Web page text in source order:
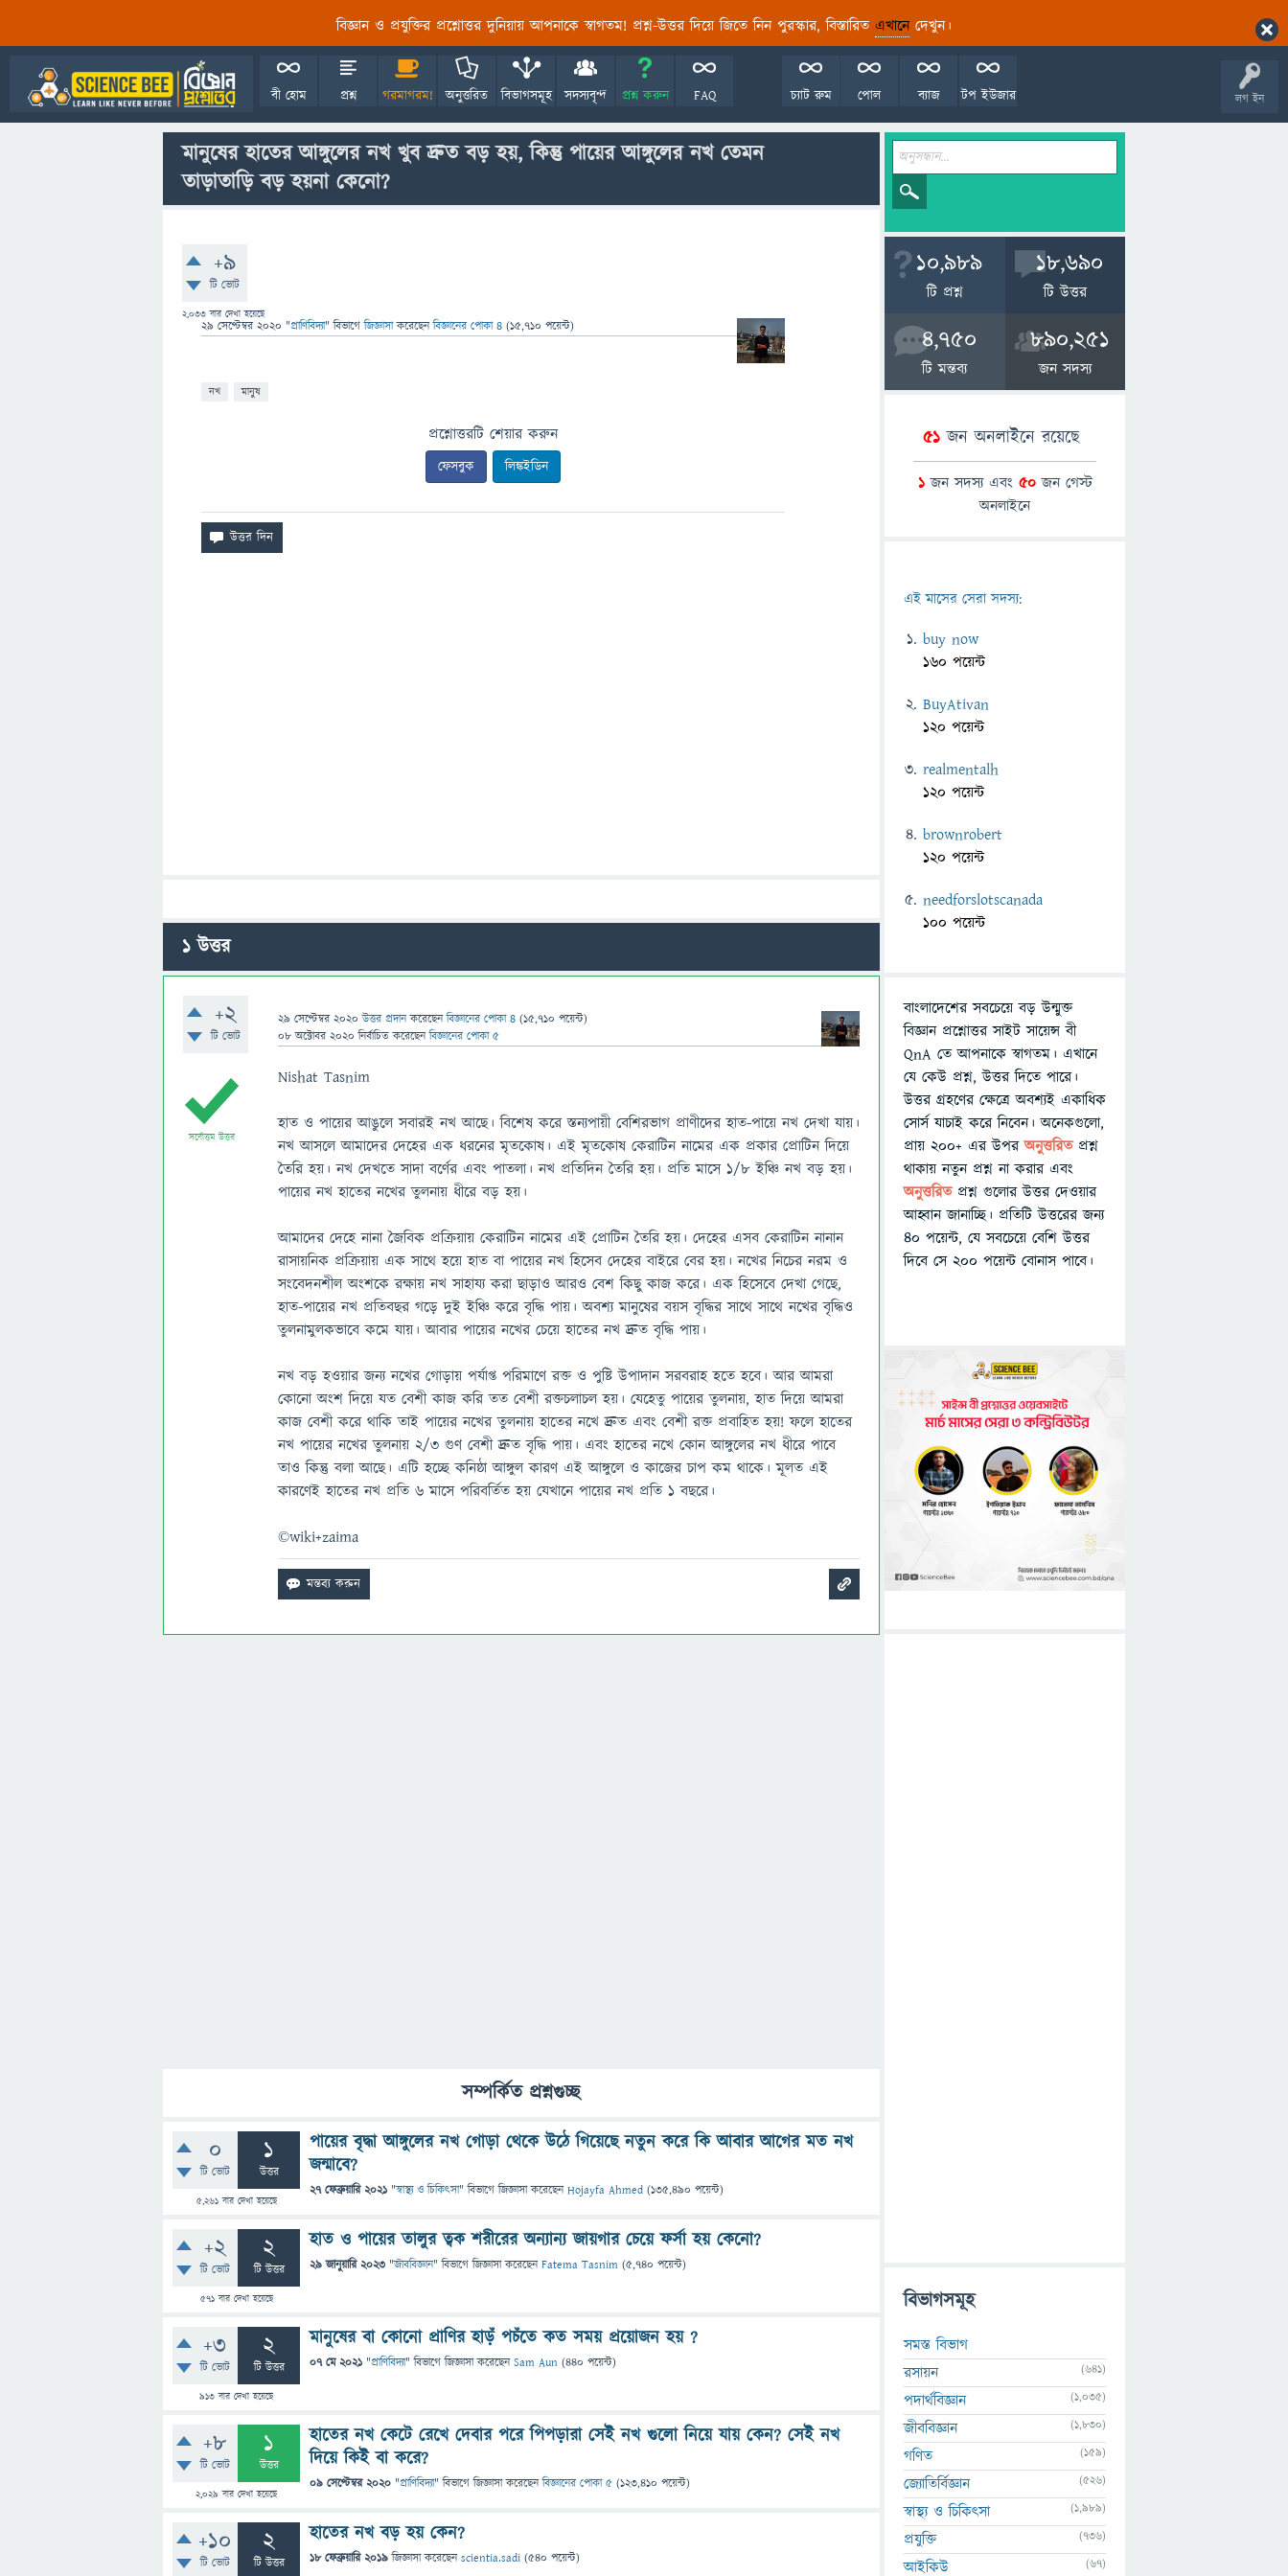
বিজ্ঞান ও প্রযুক্তির প্রশ্নোত্তর দুনিয়ায় আপনাকে স্বাগতম! প্রশ্ন-উত্তর দিয়ে জিতে নিন পুরস্কার, বিস্তারিত এখানেদেখুন।
লগ ইন
বী হোম প্রশ্ন গরমাগরম! অনুত্তরিত বিভাগসমূহ সদস্যবৃন্দ প্রশ্ন করুন FAQ টপ ইউজার
ব্যাজ
পোল
চ্যাট রুম
মানুষের হাতের আঙ্গুলের নখ খুব দ্রুত বড় হয়, কিন্তু পায়ের আঙ্গুলের নখ তেমন
তাড়াতাড়ি বড় হয়না কেনো?
+9
টি ভোট
2,033 বার দেখা হয়েছে
29 সেপ্টেম্বর 2020 "প্রাণিবিদ্যা" বিভাগে জিজ্ঞাসাকরেছেনবিজ্ঞানের পোকা ৪ (15,710 পয়েন্ট)
নখ মানুষ
প্রশ্নোত্তরটি শেয়ার করুন
ফেসবুক লিঙ্কইডিন
1উত্তর
+2
টি ভোট
29 সেপ্টেম্বর 2020 উত্তর প্রদান করেছেনবিজ্ঞানের পোকা ৪ (15,710 পয়েন্ট)
08 অক্টোবর 2020 নির্বাচিত করেছেনবিজ্ঞানের পোকা ৫
সর্বোত্তম উত্তর
Nishat Tasnim
হাত ও পায়ের আঙুলে সবারই নখ আছে। বিশেষ করে স্তন্যপায়ী বেশিরভাগ প্রাণীদের হাত-পায়ে নখ দেখা যায়।
নখ আসলে আমাদের দেহের এক ধরনের মৃতকোষ। এই মৃতকোষ কেরাটিন নামের এক প্রকার প্রোটিন দিয়ে
তৈরি হয়। নখ দেখতে সাদা বর্ণের এবং পাতলা। নখ প্রতিদিন তৈরি হয়। প্রতি মাসে ১/৮ ইঞ্চি নখ বড় হয়।
পায়ের নখ হাতের নখের তুলনায় ধীরে বড় হয়।
আমাদের দেহে নানা জৈবিক প্রক্রিয়ায় কেরাটিন নামের এই প্রোটিন তৈরি হয়। দেহের এসব কেরাটিন নানান
রাসায়নিক প্রক্রিয়ায় এক সাথে হয়ে হাত বা পায়ের নখ হিসেব দেহের বাইরে বের হয়। নখের নিচের নরম ও
সংবেদনশীল অংশকে রক্ষায় নখ সাহায্য করা ছাড়াও আরও বেশ কিছু কাজ করে। এক হিসেবে দেখা গেছে,
হাত-পায়ের নখ প্রতিবছর গড়ে দুই ইঞ্চি করে বৃদ্ধি পায়। অবশ্য মানুষের বয়স বৃদ্ধির সাথে সাথে নখের বৃদ্ধিও
তুলনামুলকভাবে কমে যায়। আবার পায়ের নখের চেয়ে হাতের নখ দ্রুত বৃদ্ধি পায়।
নখ বড় হওয়ার জন্য নখের গোড়ায় পর্যাপ্ত পরিমাণে রক্ত ও পুষ্টি উপাদান সরবরাহ হতে হবে। আর আমরা
কোনো অংশ দিয়ে যত বেশী কাজ করি তত বেশী রক্তচলাচল হয়। যেহেতু পায়ের তুলনায়, হাত দিয়ে আমরা
কাজ বেশী করে থাকি তাই পায়ের নখের তুলনায় হাতের নখে দ্রুত এবং বেশী রক্ত প্রবাহিত হয়! ফলে হাতের
নখ পায়ের নখের তুলনায় ২/৩ গুণ বেশী দ্রুত বৃদ্ধি পায়। এবং হাতের নখে কোন আঙ্গুলের নখ ধীরে পাবে
তাও কিন্তু বলা আছে। এটি হচ্ছে কনিষ্ঠা আঙ্গুল কারণ এই আঙ্গুলে ও কাজের চাপ কম থাকে। মূলত এই
কারণেই হাতের নখ প্রতি ৬ মাসে পরিবর্তিত হয় যেখানে পায়ের নখ প্রতি ১ বছরে।
©wiki+zaima
সম্পর্কিত প্রশ্নগুচ্ছ
0
টি ভোট
1
উত্তর
5,261বার দেখা হয়েছে
পায়ের বৃদ্ধা আঙ্গুলের নখ গোড়া থেকে উঠে গিয়েছে নতুন করে কি আবার আগের মত নখ
জন্মাবে?
27 ফেব্রুয়ারি 2021 "স্বাস্থ্য ও চিকিৎসা" বিভাগে জিজ্ঞাসাকরেছেনHojayfa Ahmed (135,490 পয়েন্ট)
+2
টি ভোট
2
টি উত্তর
571বার দেখা হয়েছে
হাত ও পায়ের তালুর ত্বক শরীরের অন্যান্য জায়গার চেয়ে ফর্সা হয় কেনো?
29 জানুয়ারি 2023 "জীববিজ্ঞান" বিভাগে জিজ্ঞাসাকরেছেনFatema Tasnim (5,740 পয়েন্ট)
+3
টি ভোট
2
টি উত্তর
913 বার দেখা হয়েছে
মানুষের বা কোনো প্রাণির হাড়ঁ পচঁতে কত সময় প্রয়োজন হয় ?
07 মে 2021 "প্রাণিবিদ্যা" বিভাগে জিজ্ঞাসাকরেছেনSam Aun (440 পয়েন্ট)
+8
টি ভোট
1
উত্তর
2,029 বার দেখা হয়েছে
হাতের নখ কেটে রেখে দেবার পরে পিপড়ারা সেই নখ গুলো নিয়ে যায় কেন? সেই নখ
দিয়ে কিই বা করে?
09 সেপ্টেম্বর 2020 "প্রাণিবিদ্যা" বিভাগে জিজ্ঞাসাকরেছেনবিজ্ঞানের পোকা ৫ (123,410 পয়েন্ট)
+10
টি ভোট
2
টি উত্তর
হাতের নখ বড় হয় কেন?
18 ফেব্রুয়ারি 2019 জিজ্ঞাসাকরেছেনscientia.sadi (540 পয়েন্ট)
10,989
টি প্রশ্ন
18,690
টি উত্তর
4,750
টি মন্তব্য
890,251
জন সদস্য
51জন অনলাইনে রয়েছে
1জন সদস্য এবং 50জন গেস্ট
অনলাইনে
এই মাসের সেরা সদস্য:
buy now
160 পয়েন্ট
BuyAtivan
120 পয়েন্ট
realmentalh
120 পয়েন্ট
brownrobert
120 পয়েন্ট
needforslotscanada
100 পয়েন্ট
বাংলাদেশের সবচেয়ে বড় উন্মুক্ত
বিজ্ঞান প্রশ্নোত্তর সাইট সায়েন্স বী
QnA তে আপনাকে স্বাগতম। এখানে
যে কেউ প্রশ্ন, উত্তর দিতে পারে।
উত্তর গ্রহণের ক্ষেত্রে অবশ্যই একাধিক
সোর্স যাচাই করে নিবেন। অনেকগুলো,
প্রায় ২০০+ এর উপরঅনুত্তরিতপ্রশ্ন
থাকায় নতুন প্রশ্ন না করার এবং
অনুত্তরিত প্রশ্ন গুলোর উত্তর দেওয়ার
আহ্বান জানাচ্ছি। প্রতিটি উত্তরের জন্য
৪০ পয়েন্ট, যে সবচেয়ে বেশি উত্তর
দিবে সে ২০০ পয়েন্ট বোনাস পাবে।
বিভাগসমূহ
সমস্ত বিভাগ
রসায়ন
(641)
পদার্থবিজ্ঞান (1,035)
জীববিজ্ঞান (1,830)
গণিত (159)
জ্যোতির্বিজ্ঞান (526)
স্বাস্থ্য ও চিকিৎসা (1,989)
প্রযুক্তি (736)
আইকিউ (67)